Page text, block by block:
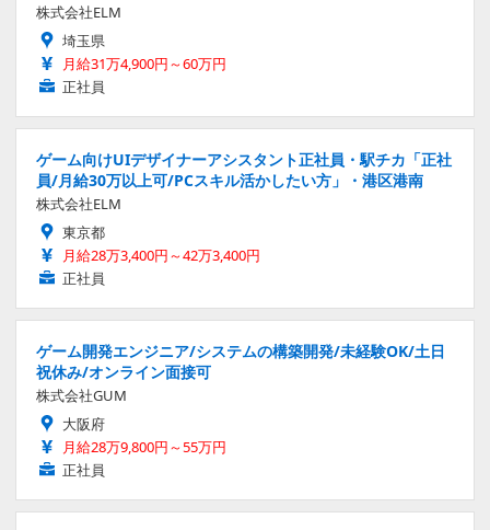
株式会社ELM
埼玉県
月給31万4,900円～60万円
正社員
ゲーム向けUIデザイナーアシスタント正社員・駅チカ「正社
員/月給30万以上可/PCスキル活かしたい方」・港区港南
株式会社ELM
東京都
月給28万3,400円～42万3,400円
正社員
ゲーム開発エンジニア/システムの構築開発/未経験OK/土日
祝休み/オンライン面接可
株式会社GUM
大阪府
月給28万9,800円～55万円
正社員